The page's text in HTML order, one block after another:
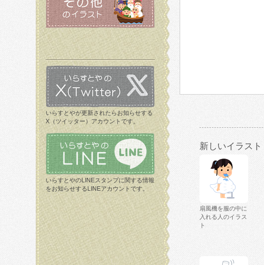
いらすとやが更新されたらお知らせする
X（ツイッター）アカウントです。
いらすとやのLINEスタンプに関する情報
をお知らせするLINEアカウントです。
新しいイラスト
扇風機を服の中に
入れる人のイラス
ト